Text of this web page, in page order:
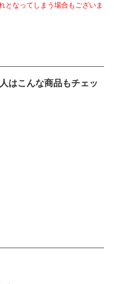
となってしまう場合もございま
はこんな商品もチェッ